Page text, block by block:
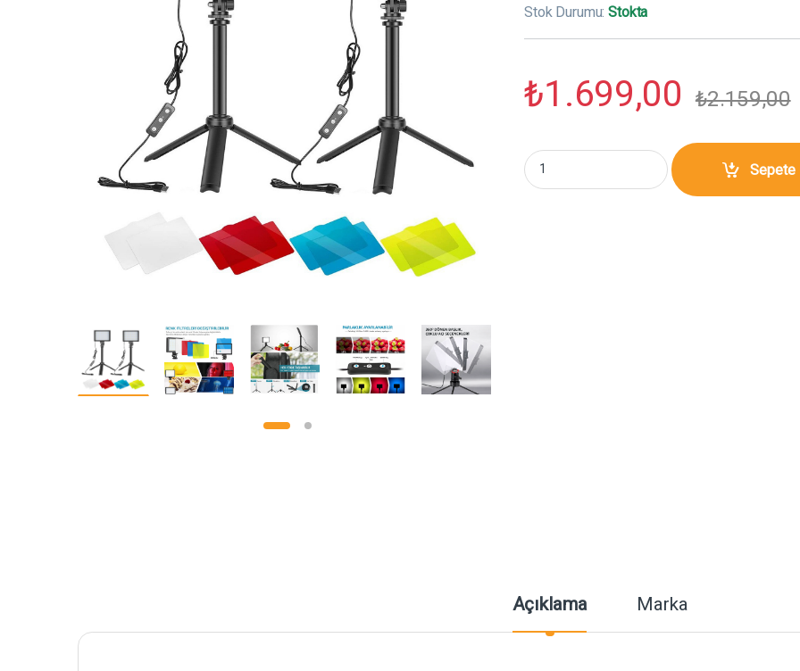
Stok Durumu:Stokta
₺1.699,00 ₺2.159,00
Gdx SFT-120C İkili Video Led Işığı miktar
Sepete
Açıklama Marka